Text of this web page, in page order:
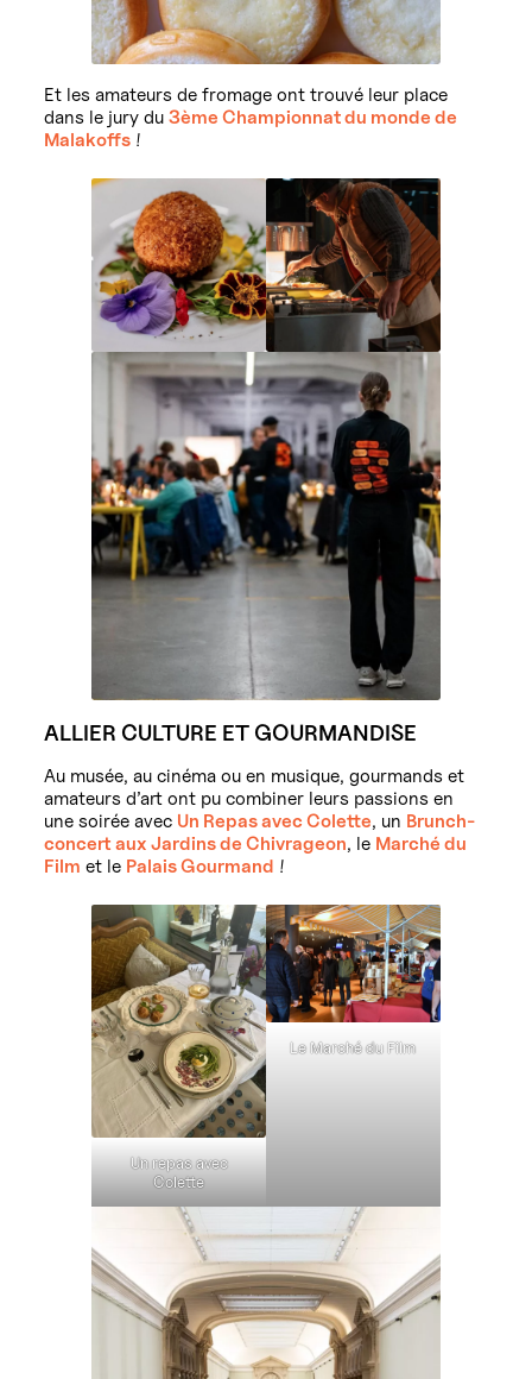
Et les amateurs de fromage ont trouvé leur place
dans le jury du3ème Championnat du monde de
Malakoffs !
ALLIER CULTURE ET GOURMANDISE
Au musée, au cinéma ou en musique, gourmands et
amateurs d’art ont pu combiner leurs passions en
une soirée avec Un Repas avec Colette, un Brunch-
concert aux Jardins de Chivrageon, le Marché du
Film et le Palais Gourmand !
Un repas avec
Colette
Le Marché du Film